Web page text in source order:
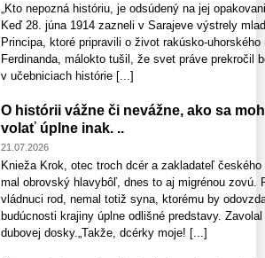
„Kto nepozná históriu, je odsúdený na jej
Keď 28. júna 1914 zazneli v Sarajeve výstrely
Principa, ktoré pripravili o život rakúsko-
Ferdinanda, málokto tušil, že svet práve prekročil
v učebniciach histórie [...]
O histórii vážne či nevážne, ako sa
volať úplne inak. ..
21.07.2026
Knieža Krok, otec troch dcér a zakladateľ
mal obrovský hlavybôľ, dnes to aj migrénou zovú.
vládnuci rod, nemal totiž syna, ktorému by
budúcnosti krajiny úplne odlišné predstavy.
dubovej dosky.„Takže, dcérky moje! [...]